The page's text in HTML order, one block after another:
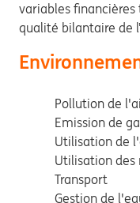
variables
qualité bilantaire de
Pollution de
Emission de
Utilisation de
Utilisation des
Transport
Gestion de